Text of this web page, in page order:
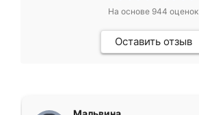
На основе 944 оценок
Оставить отзыв